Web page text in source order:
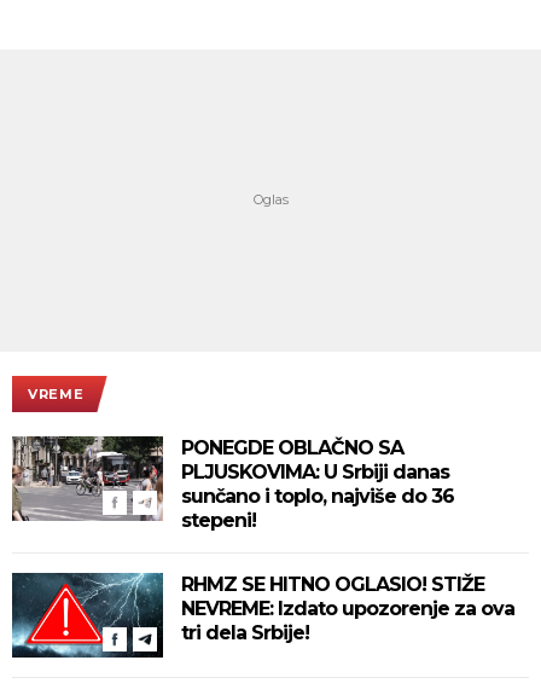
VREME
PONEGDE OBLAČNO SA
PLJUSKOVIMA: U Srbiji danas
sunčano i toplo, najviše do 36
stepeni!
RHMZ SE HITNO OGLASIO! STIŽE
NEVREME: Izdato upozorenje za ova
tri dela Srbije!